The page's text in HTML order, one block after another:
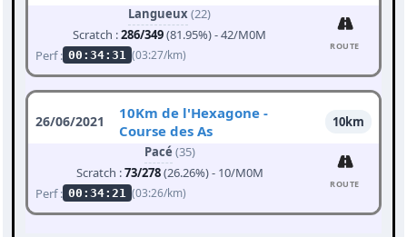
Langueux(22)
Scratch :286/349(81.95%) - 42/M0M
Perf : 00:34:31 (03:27/km)
ROUTE
26/06/2021
10Km de l'Hexagone -
Course des As
10km
Pacé (35)
Scratch :73/278(26.26%) - 10/M0M
Perf : 00:34:21 (03:26/km)
ROUTE